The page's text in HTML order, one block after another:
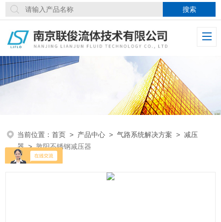
当前位置：首页 > 产品中心 >气路系统解决方案 >减压
器>敦阳不锈钢减压器